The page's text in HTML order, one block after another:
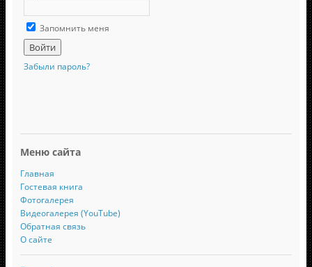
Запомнить меня
Забыли пароль?
Меню сайта
Главная
Гостевая книга
Фотогалерея
Видеогалерея (YouTube)
Обратная связь
О сайте